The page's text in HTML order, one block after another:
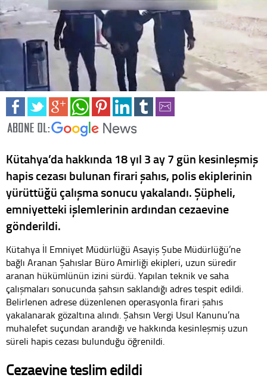
Kütahya’da hakkında 18 yıl 3 ay 7 gün kesinleşmiş
hapis cezası bulunan firari şahıs, polis ekiplerinin
yürüttüğü çalışma sonucu yakalandı. Şüpheli,
emniyetteki işlemlerinin ardından cezaevine
gönderildi.
Kütahya İl Emniyet Müdürlüğü Asayiş Şube Müdürlüğü’ne
bağlı Aranan Şahıslar Büro Amirliği ekipleri, uzun süredir
aranan hükümlünün izini sürdü. Yapılan teknik ve saha
çalışmaları sonucunda şahsın saklandığı adres tespit edildi.
Belirlenen adrese düzenlenen operasyonla firari şahıs
yakalanarak gözaltına alındı. Şahsın Vergi Usul Kanunu’na
muhalefet suçundan arandığı ve hakkında kesinleşmiş uzun
süreli hapis cezası bulunduğu öğrenildi.
Cezaevine teslim edildi